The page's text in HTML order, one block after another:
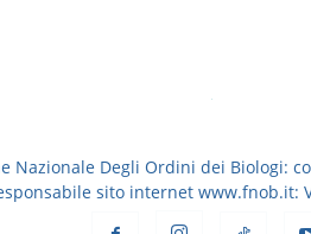
Nazionale Degli Ordini dei Biologi:
sito internet www.fnob.it: